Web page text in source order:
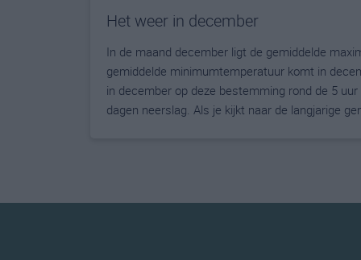
Het weer in december
In de maand december ligt de gemiddelde
gemiddelde minimumtemperatuur komt in
in december op deze bestemming rond de 5
dagen neerslag. Als je kijkt naar de langjarige